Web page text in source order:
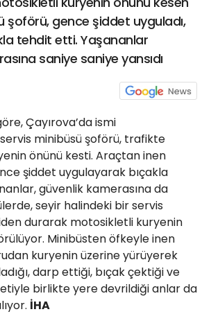
şoförü, gence şiddet uyguladı,
tehdit etti. Yaşananlar
saniye saniye yansıdı
Çayırova’da ismi
minibüsü şoförü, trafikte
önünü kesti. Araçtan inen
şiddet uygulayarak bıçakla
güvenlik kamerasına da
seyir halindeki bir servis
durarak motosikletli kuryenin
Minibüsten öfkeyle inen
kuryenin üzerine yürüyerek
darp ettiği, bıçak çektiği ve
birlikte yere devrildiği anlar da
İHA
21 Gölcük
02624132333
haber@golcukpostasi.com